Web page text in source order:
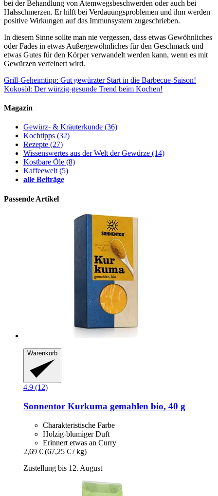
bei der Behandlung von Atemwegsbeschwerden oder auch bei
Halsschmerzen. Er hilft bei Verdauungsproblemen und ihm werden
positive Wirkungen auf das Immunsystem zugeschrieben.
In diesem Sinne sollte man nie vergessen, dass etwas Gewöhnliches
oder Fades in etwas Außergewöhnliches für den Geschmack und
etwas Gutes für den Körper verwandelt werden kann, wenn es mit
Gewürzen verfeinert wird.
Grill-Geheimtipp: Gut gewürzter Start in die Barbecue-Saison!
Kokosöl: Der würzig-gesunde Trend beim Kochen!
Magazin
Gewürz- & Kräuterkunde (36)
Kochtipps (32)
Rezepte (27)
Wissenswertes aus der Welt der Gewürze (14)
Kostbare Öle (8)
Kaffeewelt(5)
alle Beiträge
Passende Artikel
Warenkorb
4.9 (12)
Sonnentor Kurkuma gemahlen bio, 40 g
Charakteristische Farbe
Holzig-blumiger Duft
Erinnert etwas an Curry
2,69 € (67,25 € / kg)
Zustellung bis 12. August